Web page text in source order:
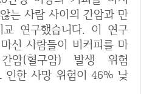
는 사람 사이의 간암과 만
연구했습니다. 이 연구
신 사람들이 비커피를 마
암(혈구암) 발생 위험
인한 사망 위험이 46% 낮